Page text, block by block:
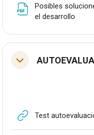
Posibles
el desarrollo
Tolestu
Test